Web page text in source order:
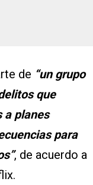
de “un grupo
que
a planes
para
, de acuerdo a